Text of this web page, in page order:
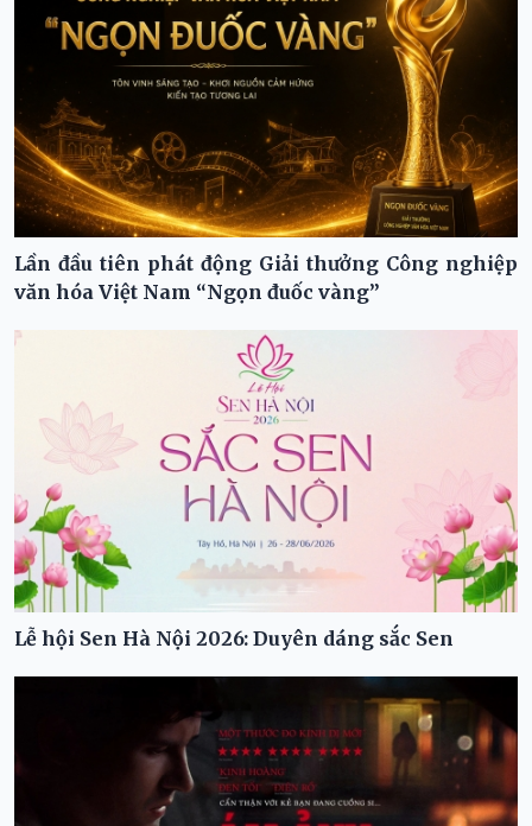
Lần đầu tiên phát động Giải thưởng Công nghiệp
văn hóa Việt Nam “Ngọn đuốc vàng”
Lễ hội Sen Hà Nội 2026: Duyên dáng sắc Sen